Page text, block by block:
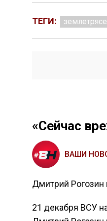
ТЕГИ:
«Сейчас
ВАШИ
Дмитрий Рогозин
21 декабря ВСУ